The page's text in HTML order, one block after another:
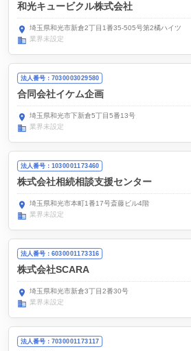
和光キュービクル株式会社
埼玉県和光市新倉2丁目1番35-505号第2橘ハイツ
業界未設定
法人番号：7030003029580
合同会社イケム企画
埼玉県和光市下新倉5丁目5番13号
業界未設定
法人番号：1030001173460
株式会社相続相談支援センター
埼玉県和光市本町1番17号斎藤ビル4階
業界未設定
法人番号：6030001173316
株式会社SCARA
埼玉県和光市新倉3丁目2番30号
業界未設定
法人番号：7030001173117